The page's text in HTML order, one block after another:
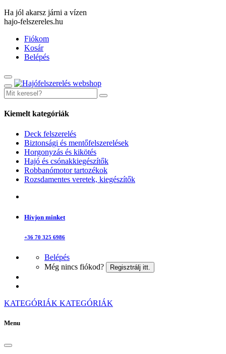
Ha jól akarsz járni a vízen
hajo-felszereles.hu
Fiókom
Kosár
Belépés
Kiemelt kategóriák
Deck felszerelés
Biztonsági és mentőfelszerelések
Horgonyzás és kikötés
Hajó és csónakkiegészítők
Robbanómotor tartozékok
Rozsdamentes veretek, kiegészítők
Hívjon minket
+36 70 325 6986
Belépés
Még nincs fiókod?
Regisztrálj itt.
KATEGÓRIÁK KATEGÓRIÁK
Menu